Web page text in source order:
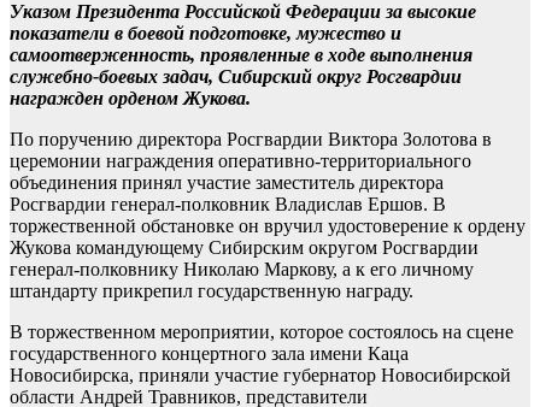
Указом Президента Российской Федерации за высокие
показатели в боевой подготовке, мужество и
самоотверженность, проявленные в ходе выполнения
служебно-боевых задач, Сибирский округ Росгвардии
награжден орденом Жукова.
По поручению директора Росгвардии Виктора Золотова в
церемонии награждения оперативно-территориального
объединения принял участие заместитель директора
Росгвардии генерал-полковник Владислав Ершов. В
торжественной обстановке он вручил удостоверение к ордену
Жукова командующему Сибирским округом Росгвардии
генерал-полковнику Николаю Маркову, а к его личному
штандарту прикрепил государственную награду.
В торжественном мероприятии, которое состоялось на сцене
государственного концертного зала имени Каца
Новосибирска, приняли участие губернатор Новосибирской
области Андрей Травников, представители